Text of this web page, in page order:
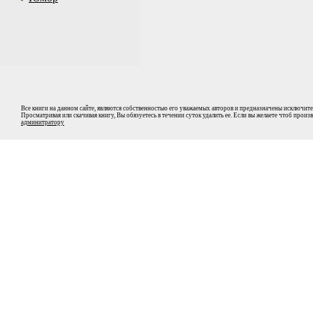
Все книги на данном сайте, являются собственностью его уважаемых авторов и предназначены
Просматривая или скачивая книгу, Вы обязуетесь в течении суток удалить ее. Если вы желаете чтоб
админитратору